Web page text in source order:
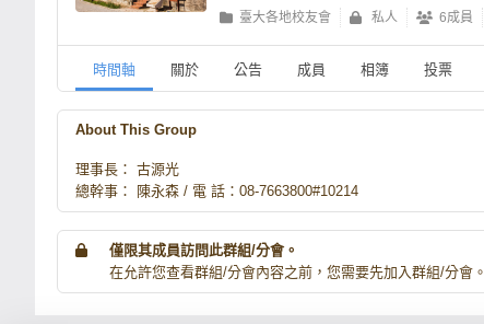
臺大各地校友會 私人 6成員
時間軸 關於 公告 成員 相簿 投票
About This Group
理事長： 古源光
總幹事： 陳永森 / 電 話：08-7663800#10214
僅限其成員訪問此群組/分會。
在允許您查看群組/分會內容之前，您需要先加入群組/分會。